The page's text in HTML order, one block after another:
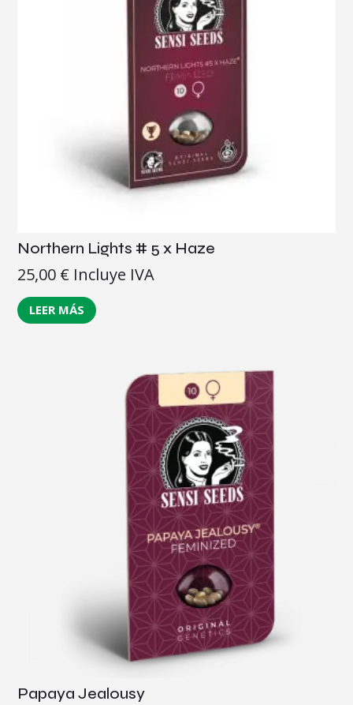
Northern Lights # 5 x Haze
25,00 € Incluye IVA
LEER MÁS
Papaya Jealousy